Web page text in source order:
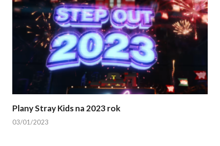
Plany Stray Kids na 2023 rok
03/01/2023